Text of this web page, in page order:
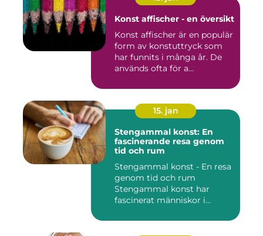
Konst affischer - en översikt
Konst affischer är en populär
form av konstuttryck som
har funnits i många år. De
används ofta för a...
15. jan
Stengammal konst: En
fascinerande resa genom
tid och rum
Stengammal konst - En resa
genom tid och rum
Stengammal konst har
fascinerat människor i